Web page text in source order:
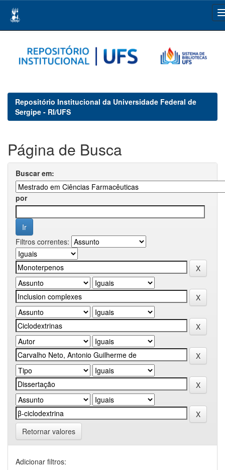
navigation
Repositório Institucional da Universidade Federal de
Sergipe - RI/UFS
Página de Busca
Buscar em:
por
Filtros correntes:
Retornar valores
Adicionar filtros: